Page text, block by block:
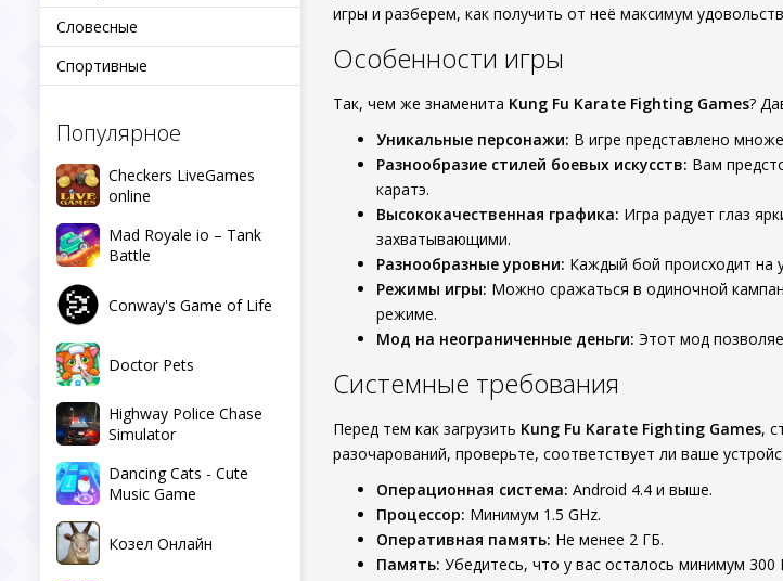
Словесные
Спортивные
Популярное
Checkers LiveGames
online
Mad Royale io – Tank
Battle
Conway's Game of Life
Doctor Pets
Highway Police Chase
Simulator
Dancing Cats - Cute
Music Game
Козел Онлайн
игры и разберем, как получить от неё максимум
Особенности игры
Так, чем же знаменита Kung Fu Karate Fighting Games?
Уникальные персонажи: В игре представлено
Разнообразие стилей боевых искусств: Вам
каратэ.
Высококачественная графика: Игра радует глаз
захватывающими.
Разнообразные уровни: Каждый бой происходит на
Режимы игры: Можно сражаться в одиночной
режиме.
Мод на неограниченные деньги: Этот мод
Системные требования
Перед тем как загрузить Kung Fu Karate Fighting Games,
разочарований, проверьте, соответствует ли ваше
Операционная система: Android 4.4 и выше.
Процессор: Минимум 1.5 GHz.
Оперативная память: Не менее 2 ГБ.
Память: Убедитесь, что у вас осталось минимум